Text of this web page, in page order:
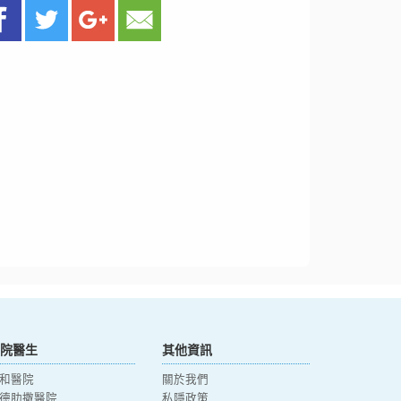
醫生
醫院
肋撒醫院
其他資訊
關於我們
私隱政策